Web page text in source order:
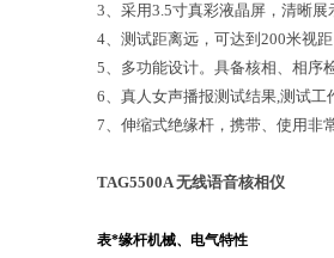
3、采用3.5寸真彩液晶屏，清晰
4、测试距离远，可达到200米视
5、多功能设计。具备核相、相序
6、真人女声播报测试结果,测试工
7、伸缩式绝缘杆，携带、使用非
TAG5500A 无线语音核相仪
表*缘杆机械、电气特性